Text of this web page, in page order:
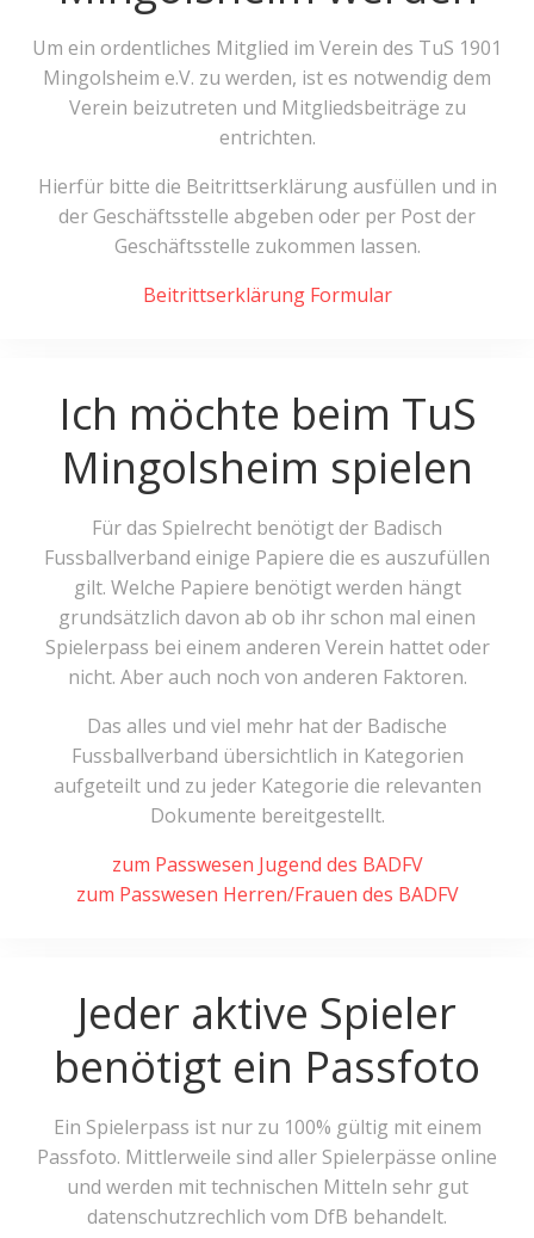
Um ein ordentliches Mitglied im Verein des TuS 1901
Mingolsheim e.V. zu werden, ist es notwendig dem
Verein beizutreten und Mitgliedsbeiträge zu
entrichten.
Hierfür bitte die Beitrittserklärung ausfüllen und in
der Geschäftsstelle abgeben oder per Post der
Geschäftsstelle zukommen lassen.
Beitrittserklärung Formular
Ich möchte beim TuS
Mingolsheim spielen
Für das Spielrecht benötigt der Badisch
Fussballverband einige Papiere die es auszufüllen
gilt. Welche Papiere benötigt werden hängt
grundsätzlich davon ab ob ihr schon mal einen
Spielerpass bei einem anderen Verein hattet oder
nicht. Aber auch noch von anderen Faktoren.
Das alles und viel mehr hat der Badische
Fussballverband übersichtlich in Kategorien
aufgeteilt und zu jeder Kategorie die relevanten
Dokumente bereitgestellt.
zum Passwesen Jugend des BADFV
zum Passwesen Herren/Frauen des BADFV
Jeder aktive Spieler
benötigt ein Passfoto
Ein Spielerpass ist nur zu 100% gültig mit einem
Passfoto. Mittlerweile sind aller Spielerpässe online
und werden mit technischen Mitteln sehr gut
datenschutzrechlich vom DfB behandelt.